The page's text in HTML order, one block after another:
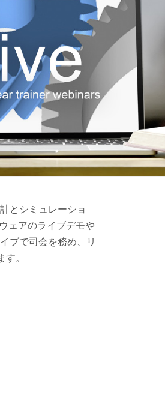
とシミュレーショ
ェアのライブデモや
ブで司会を務め、リ
。